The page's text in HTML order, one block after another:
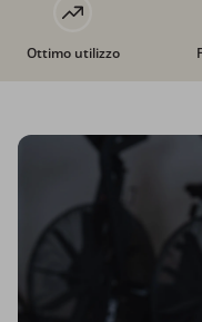
Ottimo utilizzo